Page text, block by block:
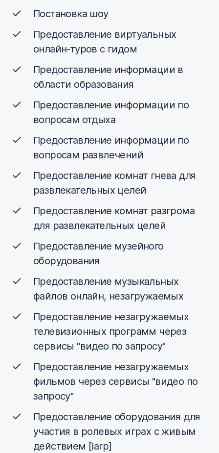
Постановка шоу
Предоставление виртуальных
онлайн-туров с гидом
Предоставление информации в
области образования
Предоставление информации по
вопросам отдыха
Предоставление информации по
вопросам развлечений
Предоставление комнат гнева для
развлекательных целей
Предоставление комнат разгрома
для развлекательных целей
Предоставление музейного
оборудования
Предоставление музыкальных
файлов онлайн, незагружаемых
Предоставление незагружаемых
телевизионных программ через
сервисы "видео по запросу"
Предоставление незагружаемых
фильмов через сервисы "видео по
запросу"
Предоставление оборудования для
участия в ролевых играх с живым
действием [larp]